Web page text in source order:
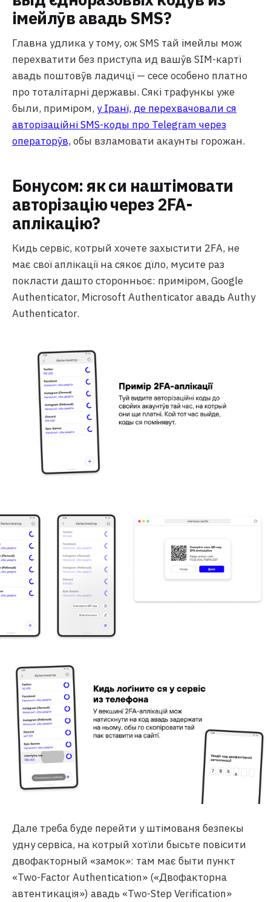
імейлӯв авадь SMS?
Главна удлика у тому, ож SMS тай імейлы мож
перехватити без приступа ид вашӯв SIM-картї
авадь поштовӯв ладичцї — сесе особено платно
про тоталітарні державы. Сякі трафункы уже
были, приміром, у Іранї, де перехвачовали ся
авторізаційні SMS-коды про Telegram через
операторӯв,обы взламовати акаунты горожан.
Бонусом: як си наштімовати
авторізацію через 2FA-
аплікацію?
Кидь сервіс, котрый хочете захыстити 2FA, не
має свої аплікації на сякоє дїло, мусите раз
покласти дашто сторонньоє: приміром, Google
Authenticator, Microsoft Authenticator авадь Authy
Authenticator.
Дале треба буде перейти у штімованя безпекы
удну сервіса, на котрый хотїли бысьте повісити
двофакторный «замок»: там має быти пункт
«Two-Factor Authentication» («Двофакторна
автентикація») авадь «Two-Step Verification»